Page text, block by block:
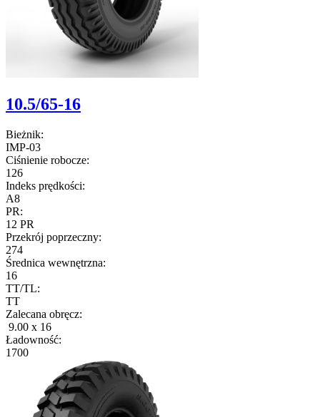
10.5/65-16
Bieżnik:
IMP-03
Ciśnienie robocze:
126
Indeks prędkości:
A8
PR:
12 PR
Przekrój poprzeczny:
274
Średnica wewnętrzna:
16
TT/TL:
TT
Zalecana obręcz:
9.00 x 16
Ładowność:
1700